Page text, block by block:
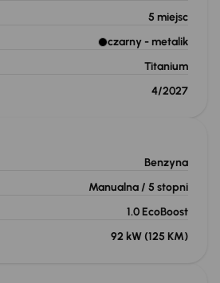
5 miejsc
czarny - metalik
Titanium
4/2027
Benzyna
Manualna / 5 stopni
1.0 EcoBoost
92 kW (125 KM)